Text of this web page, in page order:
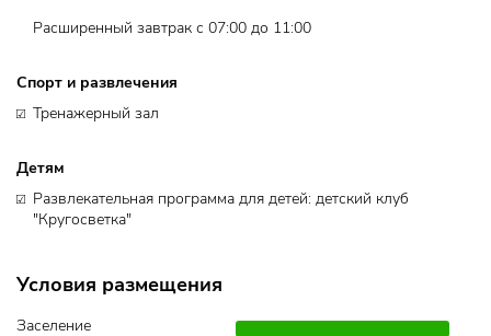
Расширенный завтрак с 07:00 до 11:00
Спорт и развлечения
Тренажерный зал
Детям
Развлекательная программа для детей: детский клуб
"Кругосветка"
Условия размещения
Заселение